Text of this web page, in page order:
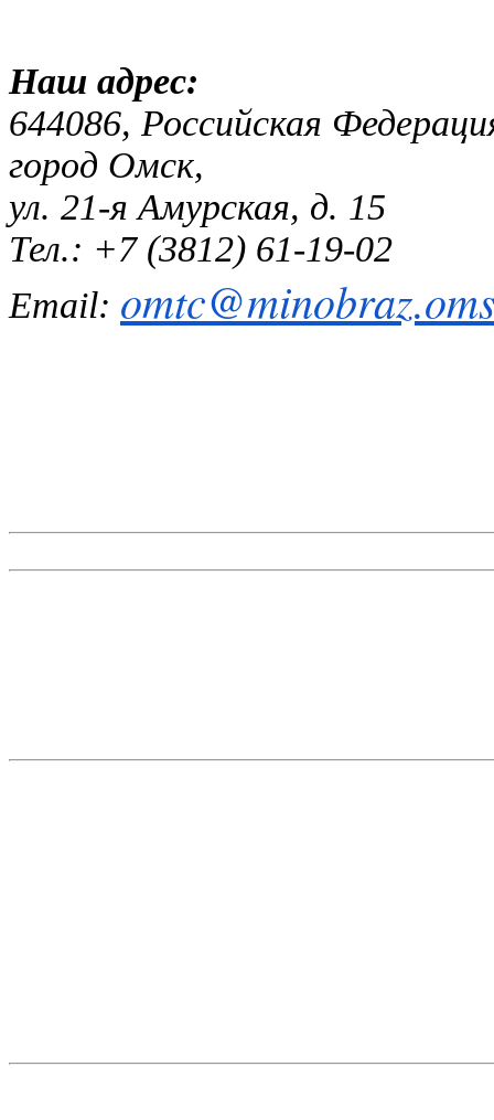
Наш
644086, Российская
город Омск,
ул. 21-я Амурская, д. 15
Тел.: +7 (3812) 61-19-02
Email: